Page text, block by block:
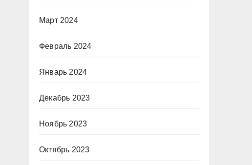
Март 2024
Февраль 2024
Январь 2024
Декабрь 2023
Ноябрь 2023
Октябрь 2023